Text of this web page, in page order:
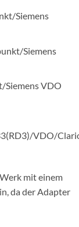
Siemens
Siemens
Siemens VDO
VDO/
mit einem
da der Adapter